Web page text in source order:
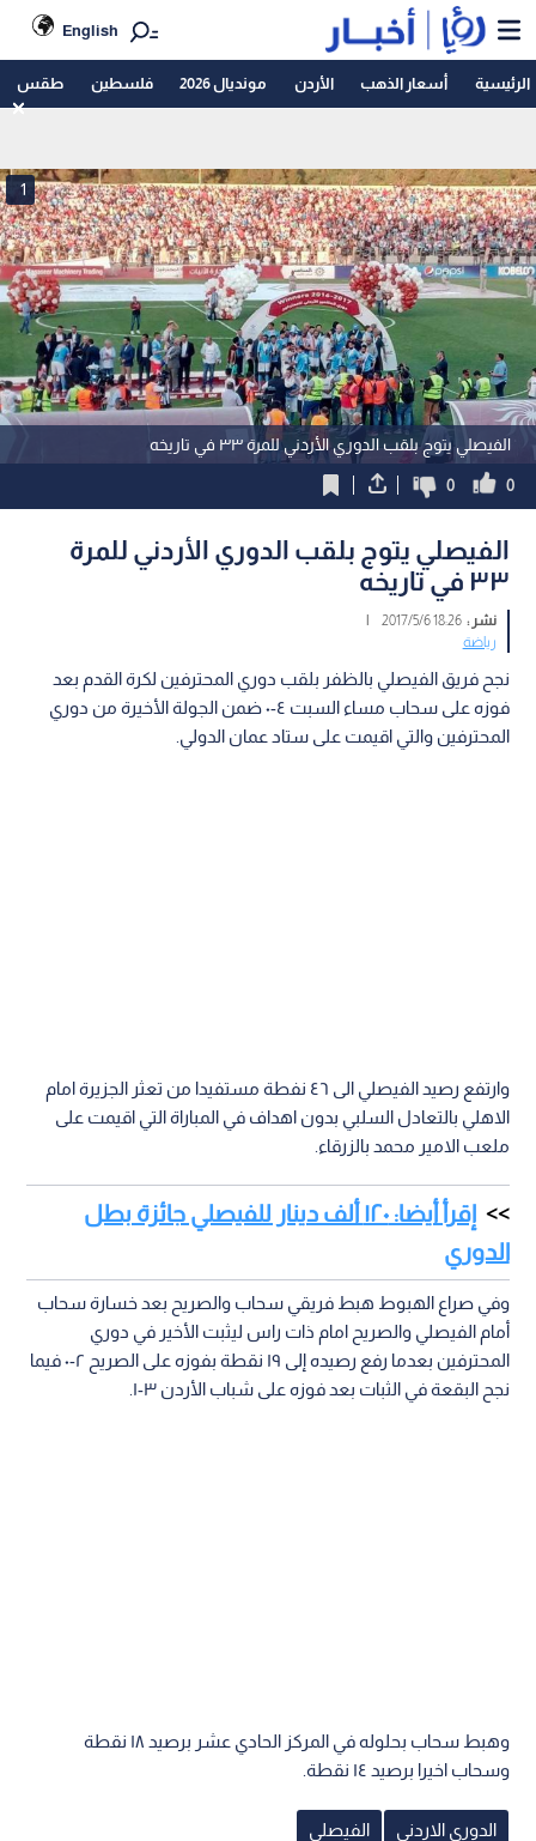
English
الرئيسية أسعار الذهب الأردن مونديال 2026 فلسطين طقس
الفيصلي يتوج بلقب الدوري الأردني للمرة ٣٣ في تاريخه
1
0
0
الفيصلي يتوج بلقب الدوري الأردني للمرة
٣٣ في تاريخه
نشر :18:26 2017/5/6
|
رياضة
نجح فريق الفيصلي بالظفر بلقب دوري المحترفين لكرة القدم بعد
فوزه على سحاب مساء السبت ٤-٠ ضمن الجولة الأخيرة من دوري
المحترفين والتي اقيمت على ستاد عمان الدولي.
وارتفع رصيد الفيصلي الى ٤٦ نفطة مستفيدا من تعثر الجزيرة امام
الاهلي بالتعادل السلبي بدون اهداف في المباراة التي اقيمت على
ملعب الامير محمد بالزرقاء.
إقرأ أيضا: ١٢٠ ألف دينار للفيصلي جائزة بطل
الدوري
وفي صراع الهبوط هبط فريقي سحاب والصريح بعد خسارة سحاب
أمام الفيصلي والصريح امام ذات راس ليثبت الأخير في دوري
المحترفين بعدما رفع رصيده إلى ١٩ نقطة بفوزه على الصريح ٢-٠ فيما
نجح البقعة في الثبات بعد فوزه على شباب الأردن ٣-١.
وهبط سحاب بحلوله في المركز الحادي عشر برصيد ١٨ نقطة
وسحاب اخيرا برصيد ١٤ نقطة.
الدوري الاردني الفيصلي